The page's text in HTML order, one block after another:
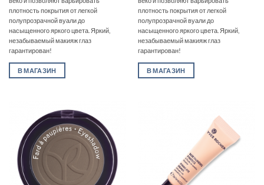
плотность покрытия от легкой
полупрозрачной вуали до
насыщенного яркого цвета. Яркий,
незабываемый макияж глаз
гарантирован!
В МАГАЗИН
плотность покрытия от легкой
полупрозрачной вуали до
насыщенного яркого цвета. Яркий,
незабываемый макияж глаз
гарантирован!
В МАГАЗИН